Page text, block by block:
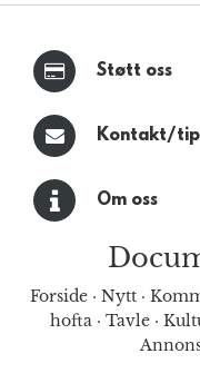
Støtt oss
Kontakt/
Om oss
Forside · Nytt ·
hofta· Tavle·